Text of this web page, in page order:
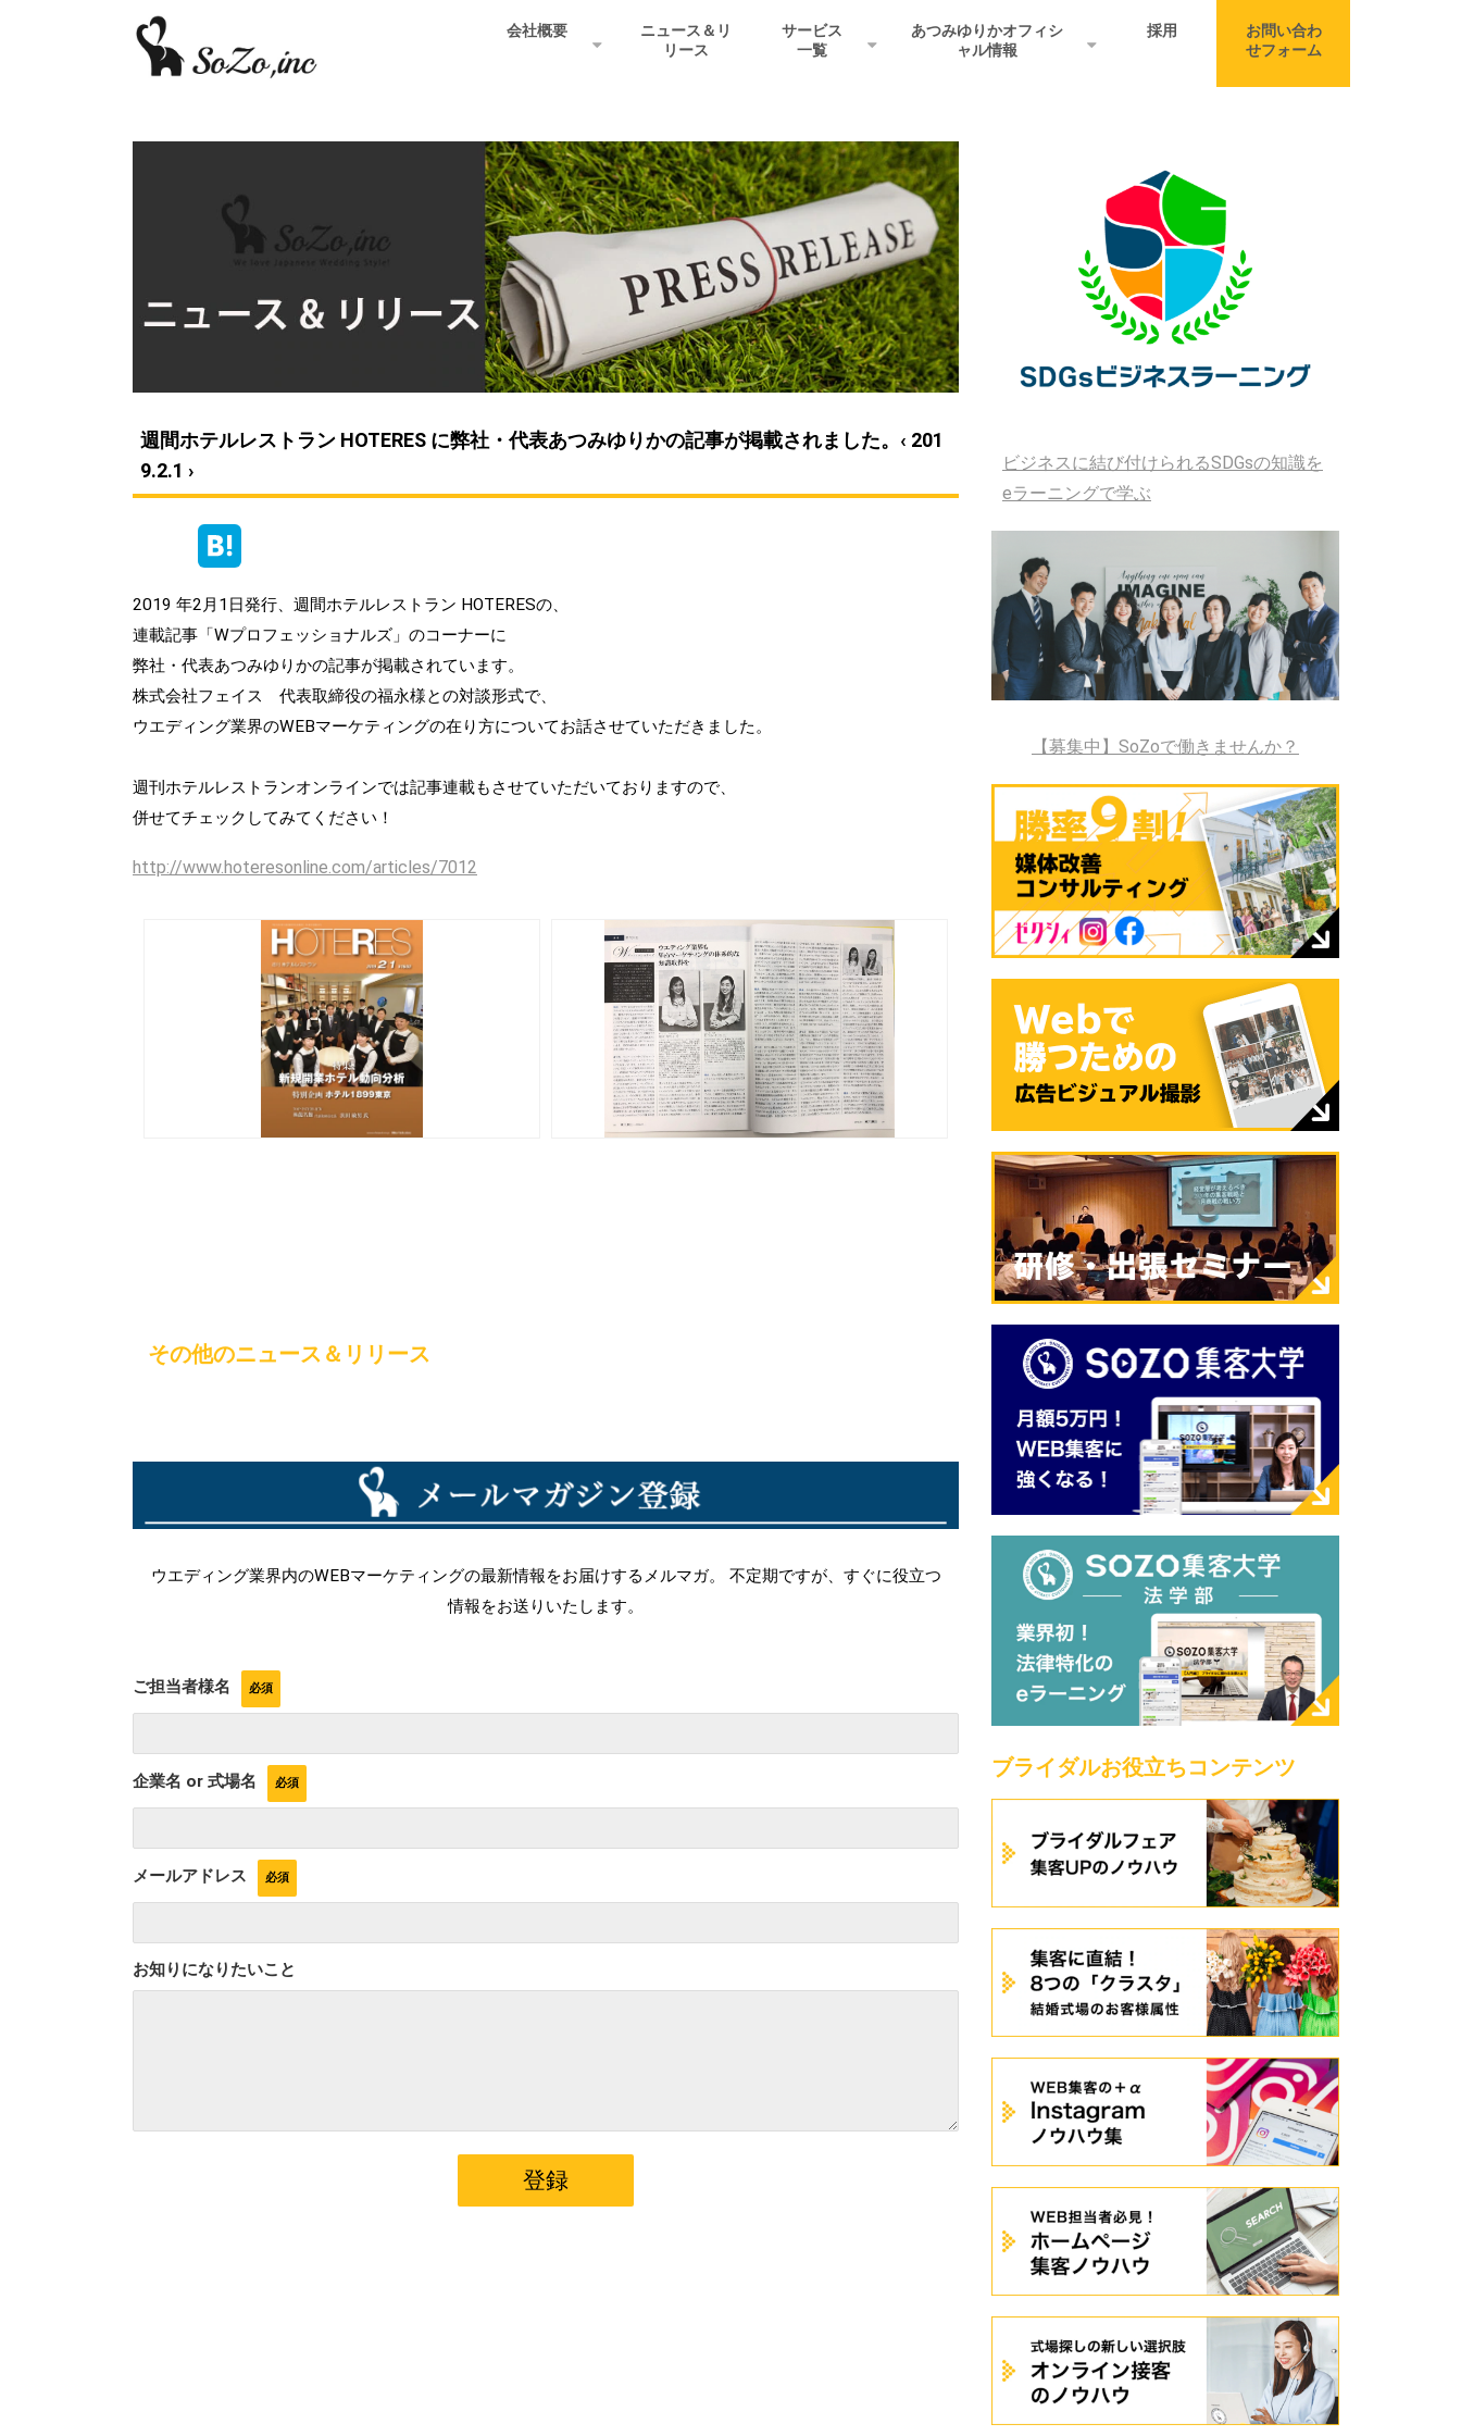
会社概要
ニュース＆リ
リース
サービス
一覧
あつみゆりかオフィシ
ャル情報
採用
お問い合わ
せフォーム
週間ホテルレストラン HOTERES に弊社・代表あつみゆりかの記事が掲載されました。‹ 201
9.2.1 ›
2019 年2月1日発行、週間ホテルレストラン HOTERESの、
連載記事「Wプロフェッショナルズ」のコーナーに
弊社・代表あつみゆりかの記事が掲載されています。
株式会社フェイス 代表取締役の福永様との対談形式で、
ウエディング業界のWEBマーケティングの在り方についてお話させていただきました。
週刊ホテルレストランオンラインでは記事連載もさせていただいておりますので、
併せてチェックしてみてください！
http://www.hoteresonline.com/articles/7012
その他のニュース＆リリース
ウエディング業界内のWEBマーケティングの最新情報をお届けするメルマガ。 不定期ですが、すぐに役立つ
情報をお送りいたします。
ご担当者様名
企業名 or 式場名
メールアドレス
お知りになりたいこと
ビジネスに結び付けられるSDGsの知識を
eラーニングで学ぶ
【募集中】SoZoで働きませんか？
ブライダルお役立ちコンテンツ